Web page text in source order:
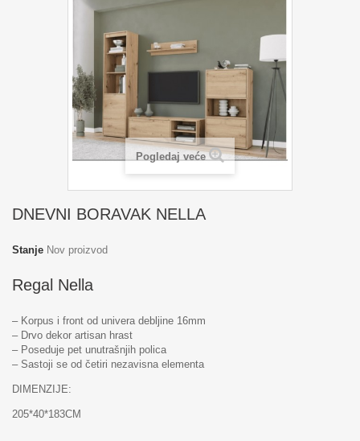
Pogledaj veće
DNEVNI BORAVAK NELLA
Stanje Nov proizvod
Regal Nella
– Korpus i front od univera debljine 16mm
– Drvo dekor artisan hrast
– Poseduje pet unutrašnjih polica
– Sastoji se od četiri nezavisna elementa
DIMENZIJE:
205*40*183CM